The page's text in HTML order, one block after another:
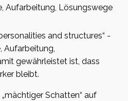
Aufarbeitung, Lösungswege
and structures“ -
Aufarbeitung,
gewährleistet ist, dass
bleibt.
Schatten“ auf